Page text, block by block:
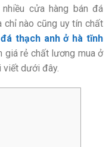
cửa hàng bán đá
chỉ nào cũng uy tín chất
đá thạch anh ở hà tĩnh
giá rẻ chất lương mua ở
dưới đây.